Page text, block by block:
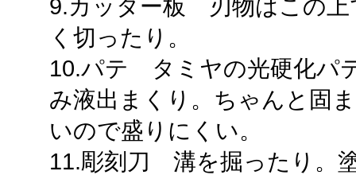
9.カッター板 刃物はこの上
く切ったり。
10.パテ タミヤの光硬化パ
み液出まくり。ちゃんと固
いので盛りにくい。
11.彫刻刀 溝を掘ったり。